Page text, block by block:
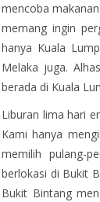
mencoba
memang ingin
hanya Kuala
Melaka juga.
berada di Kuala
Liburan lima hari
Kami hanya
memilih pulang-
berlokasi di Bukit
Bukit Bintang